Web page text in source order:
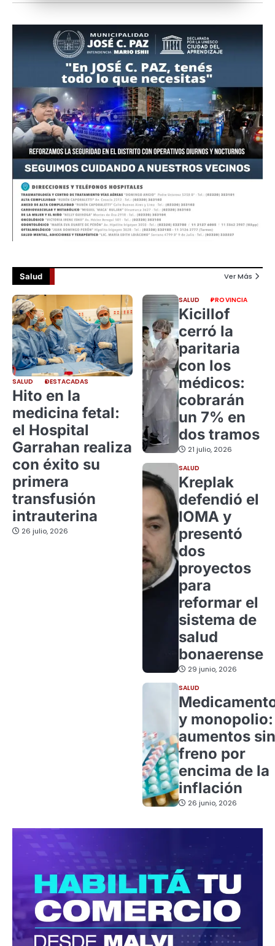
Salud Ver Más
SALUD DESTACADAS
Hito en la
medicina fetal:
el Hospital
Garrahan realiza
con éxito su
primera
transfusión
intrauterina
26 julio, 2026
SALUD PROVINCIA
Kicillof
cerró la
paritaria
con los
médicos:
cobrarán
un 7% en
dos tramos
21 julio, 2026
SALUD
Kreplak
defendió el
IOMA y
presentó
dos
proyectos
para
reformar el
sistema de
salud
bonaerense
29 junio, 2026
SALUD
y monopolio:
aumentos sin
freno por
encima de la
inflación
26 junio, 2026